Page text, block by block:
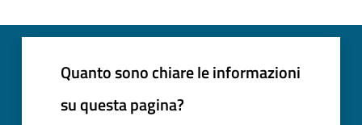
Quanto sono chiare le informazioni
su questa pagina?